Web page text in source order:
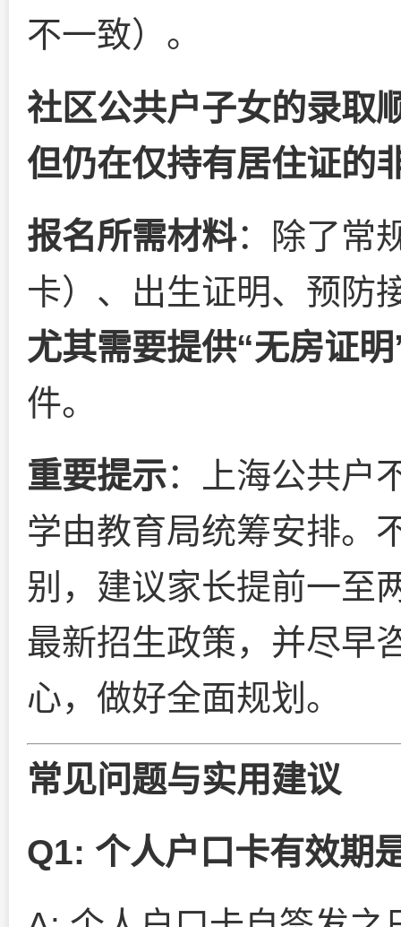
不一致）。
社区公共户子女的录取
但仍在仅持有居住证的
报名所需材料：除了常
卡）、出生证明、预防
尤其需要提供“无房证明
件。
重要提示：上海公共户
学由教育局统筹安排。
别，建议家长提前一至
最新招生政策，并尽早
心，做好全面规划。
常见问题与实用建议
Q1: 个人户口卡有效期